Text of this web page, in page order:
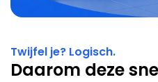
Twijfel je? Logisch.
Daarom deze